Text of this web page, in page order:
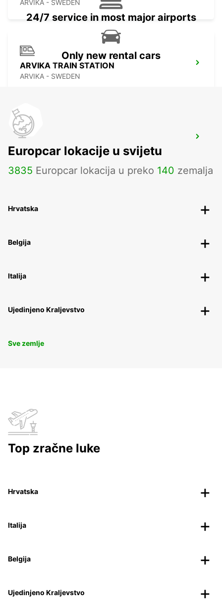
ARVIKA - SWEDEN
ARVIKA TRAIN STATION
ARVIKA - SWEDEN
SCANDINAVIAN MOUNTAIN
SALEN - SWEDEN
24/7 service in most major airports
Only new rental cars
Europcar lokacije u svijetu
3835 Europcar lokacija u preko 140 zemalja
Hrvatska
Belgija
Italija
Ujedinjeno Kraljevstvo
Sve zemlje
Top zračne luke
Hrvatska
Italija
Belgija
Ujedinjeno Kraljevstvo